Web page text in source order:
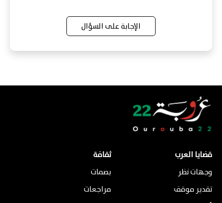
الإجابة على السؤال
قضايا العرب
وجهات نظر
تقدير موقف
ثقافة
بصمات
مراجعات